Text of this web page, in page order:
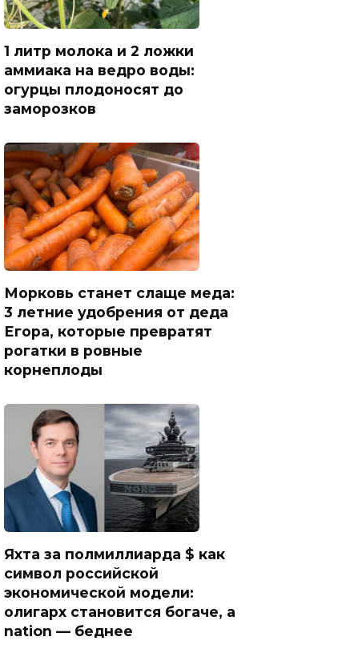
1 литр молока и 2 ложки
аммиака на ведро воды:
огурцы плодоносят до
заморозков
Морковь станет слаще меда:
3 летние удобрения от деда
Егора, которые превратят
рогатки в ровные
корнеплоды
Яхта за полмиллиарда $ как
символ российской
экономической модели:
олигарх становится богаче, а
nation — беднее